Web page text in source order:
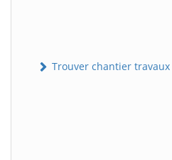
Trouver chantier